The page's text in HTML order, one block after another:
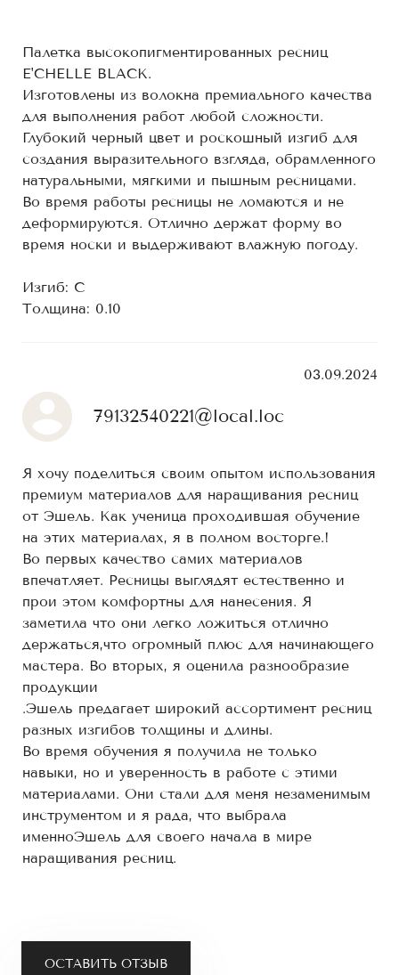
ОСТАВИТЬ ОТЗЫВ
Палетка высокопигментированных ресниц
E'CHELLE BLACK.
Изготовлены из волокна премиального качества
для выполнения работ любой сложности.
Глубокий черный цвет и роскошный изгиб для
создания выразительного взгляда, обрамленного
натуральными, мягкими и пышным ресницами.
Во время работы ресницы не ломаются и не
деформируются. Отлично держат форму во
время носки и выдерживают влажную погоду.
Изгиб: С
Толщина: 0.10
79132540221@local.loc
03.09.2024
Я хочу поделиться своим опытом использования
премиум материалов для наращивания ресниц
от Эшель. Как ученица проходившая обучение
на этих материалах, я в полном восторге.!
Во первых качество самих материалов
впечатляет. Ресницы выглядят естественно и
прои этом комфортны для нанесения. Я
заметила что они легко ложиться отлично
держаться,что огромный плюс для начинающего
мастера. Во вторых, я оценила разнообразие
продукции
.Эшель предагает широкий ассортимент ресниц
разных изгибов толщины и длины.
Во время обучения я получила не только
навыки, но и уверенность в работе с этими
материалами. Они стали для меня незаменимым
инструментом и я рада, что выбрала
именноЭшель для своего начала в мире
наращивания ресниц.